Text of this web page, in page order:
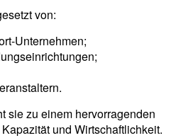
von:
Unternehmen;
sie zu einem hervorragenden
und Wirtschaftlichkeit.